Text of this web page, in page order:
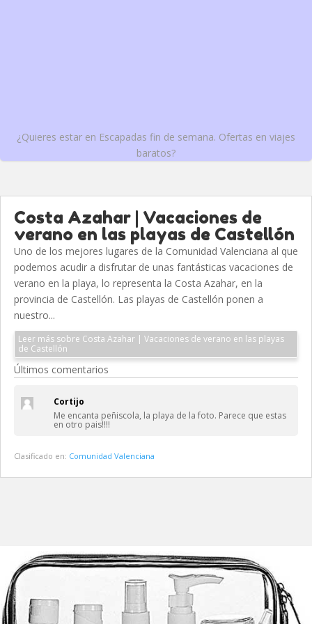
¿Quieres estar en Escapadas fin de semana. Ofertas en viajes
baratos?
Costa Azahar | Vacaciones de
verano en las playas de Castellón
Uno de los mejores lugares de la Comunidad Valenciana al que
podemos acudir a disfrutar de unas fantásticas vacaciones de
verano en la playa, lo representa la Costa Azahar, en la
provincia de Castellón. Las playas de Castellón ponen a
nuestro...
Leer más sobre Costa Azahar | Vacaciones de verano en las playas
de Castellón
Últimos comentarios
Cortijo
Me encanta peñiscola, la playa de la foto. Parece que estas
en otro pais!!!!
Clasificado en: Comunidad Valenciana